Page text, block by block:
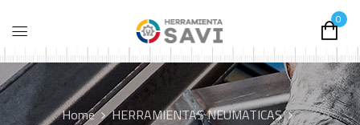
0
Home
HERRAMIENTAS NEUMATICAS